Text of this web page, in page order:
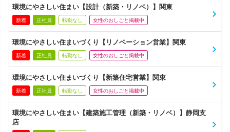
環境にやさしい住まい【設計（新築・リノベ）】関東
新着 正社員 転勤なし 女性のおしごと掲載中
環境にやさしい住まいづくり【リノベーション営業】関東
新着 正社員 転勤なし 女性のおしごと掲載中
環境にやさしい住まいづくり【新築住宅営業】関東
新着 正社員 転勤なし 女性のおしごと掲載中
環境にやさしい住まい【建築施工管理（新築・リノベ）】静岡支
店